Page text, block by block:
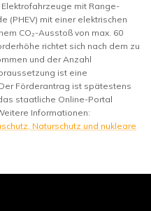
mit Range-
(PHEV) mit einer elektrischen
CO₂-Ausstoß von max. 60
richtet sich nach dem zu
und der Anzahl
ist eine
Förderantrag ist spätestens
staatliche Online-Portal
Informationen:
Naturschutz und nukleare